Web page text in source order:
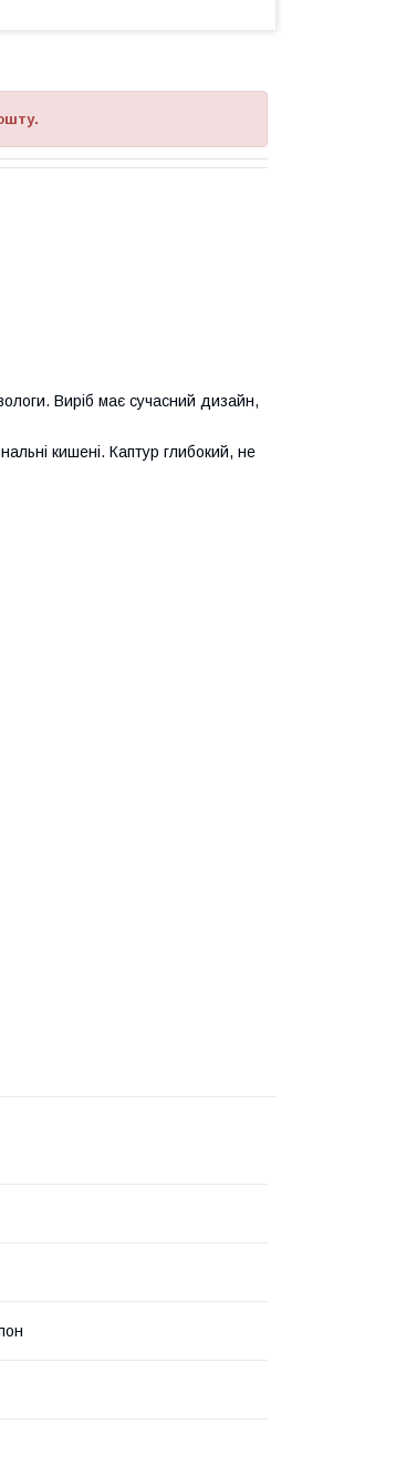
Виріб має сучасний дизайн,
кишені. Каптур глибокий, не